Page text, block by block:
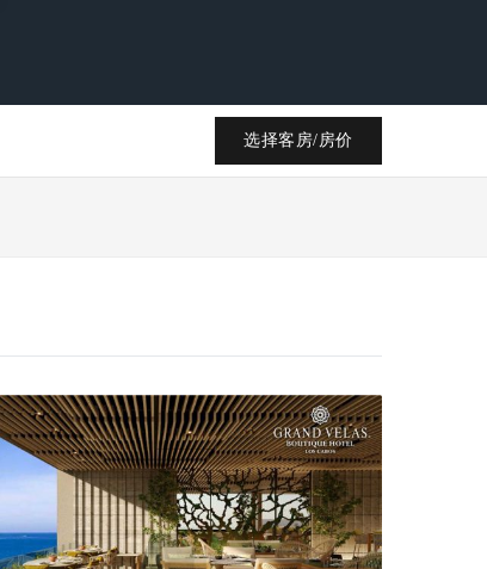
选择客房/房价